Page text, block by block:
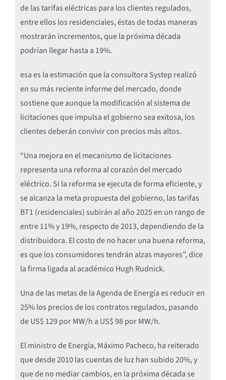
de las tarifas eléctricas para los clientes regulados,
entre ellos los residenciales, éstas de todas maneras
mostrarán incrementos, que la próxima década
podrían llegar hasta a 19%.
esa es la estimación que la consultora Systep realizó
en su más reciente informe del mercado, donde
sostiene que aunque la modificación al sistema de
licitaciones que impulsa el gobierno sea exitosa, los
clientes deberán convivir con precios más altos.
“Una mejora en el mecanismo de licitaciones
representa una reforma al corazón del mercado
eléctrico. Si la reforma se ejecuta de forma eficiente, y
se alcanza la meta propuesta del gobierno, las tarifas
BT1 (residenciales) subirán al año 2025 en un rango de
entre 11% y 19%, respecto de 2013, dependiendo de la
distribuidora. El costo de no hacer una buena reforma,
es que los consumidores tendrán alzas mayores”, dice
la firma ligada al académico Hugh Rudnick.
Una de las metas de la Agenda de Energía es reducir en
25% los precios de los contratos regulados, pasando
de US$ 129 por MW/h a US$ 98 por MW/h.
El ministro de Energía, Máximo Pacheco, ha reiterado
que desde 2010 las cuentas de luz han subido 20%, y
que de no mediar cambios, en la próxima década se